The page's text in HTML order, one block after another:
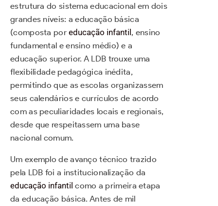
estrutura do sistema educacional em dois
grandes níveis: a educação básica
(composta poreducação infantil, ensino
fundamental e ensino médio) e a
educação superior. A LDB trouxe uma
flexibilidade pedagógica inédita,
permitindo que as escolas organizassem
seus calendários e currículos de acordo
com as peculiaridades locais e regionais,
desde que respeitassem uma base
nacional comum.
Um exemplo de avanço técnico trazido
pela LDB foi a institucionalização da
educação infantil como a primeira etapa
da educação básica. Antes de mil